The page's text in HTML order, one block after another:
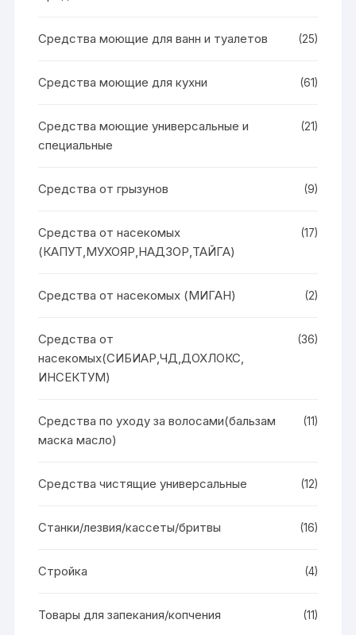
Средства моющие для ванн и туалетов (25)
Средства моющие для кухни (61)
Средства моющие универсальные и
специальные
(21)
Средства от грызунов (9)
Средства от насекомых
(КАПУТ,МУХОЯР,НАДЗОР,ТАЙГА)
(17)
Средства от насекомых (МИГАН) (2)
Средства от
насекомых(СИБИАР,ЧД,ДОХЛОКС,
ИНСЕКТУМ)
(36)
Средства по уходу за волосами(бальзам
маска масло)
(11)
Средства чистящие универсальные (12)
Станки/лезвия/кассеты/бритвы (16)
Стройка (4)
Товары для запекания/копчения (11)